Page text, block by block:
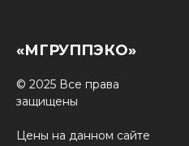
«МГРУППЭКО»
© 2025 Все права
защищены
Цены на данном сайте